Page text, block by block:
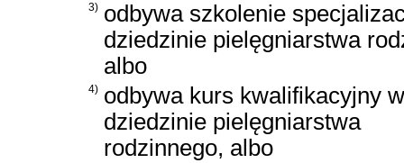
3) odbywa szkolenie
dziedzinie pielęgniarstwa
albo
4) odbywa kurs kwalifikacyjny w
dziedzinie pielęgniarstwa
rodzinnego, albo